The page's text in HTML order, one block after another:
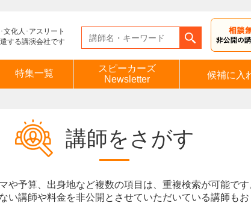
化人･アスリート
する講演会社です
特集一覧
スピーカーズ
Newsletter
候補に入
講師をさがす
や予算、出身地など複数の項目は、重複検索が可能です
い講師や料金を非公開とさせていただいている講師もお